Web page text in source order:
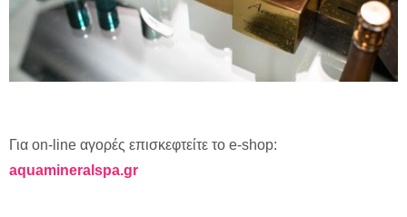
Για on-line αγορές επισκεφτείτε το e-shop:
aquamineralspa.gr